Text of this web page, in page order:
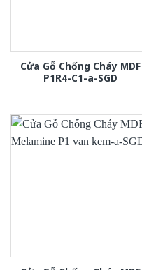
Cửa Gỗ Chống Cháy MDF
P1R4-C1-a-SGD